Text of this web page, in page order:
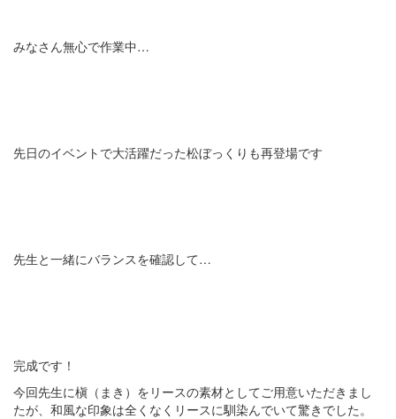
みなさん無心で作業中…
先日のイベントで大活躍だった松ぼっくりも再登場です
先生と一緒にバランスを確認して…
完成です！
今回先生に槇（まき）をリースの素材としてご用意いただきまし
たが、和風な印象は全くなくリースに馴染んでいて驚きでした。